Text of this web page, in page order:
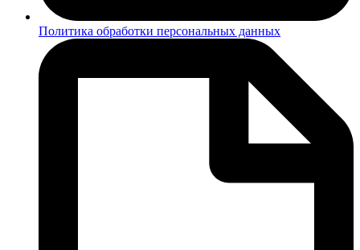
Политика обработки персональных данных